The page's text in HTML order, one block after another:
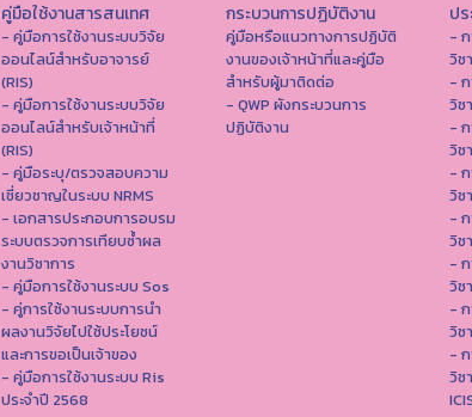
คู่มือใช้งานสารสนเทศ
- คู่มือการใช้งานระบบวิจัย
ออนไลน์สำหรับอาจารย์
(RIS)
- คู่มือการใช้งานระบบวิจัย
ออนไลน์สำหรับเจ้าหน้าที่
(RIS)
- คู่มือระบุ/ตรวจสอบความ
เชี่ยวชาญในระบบ NRMS
- เอกสารประกอบการอบรม
ระบบตรวจการเทียบซ้ำผล
งานวิชาการ
- คู่มือการใช้งานระบบ Sos
- คู่การใช้งานระบบการนำ
ผลงานวิจัยไปใช้ประโยชน์
และการขอเป็นเจ้าของ
- คู่มือการใช้งานระบบ Ris
ประจำปี 2568
กระบวนการปฏิบัติงาน
คู่มือหรือแนวทางการปฏิบัติ
งานของเจ้าหน้าที่และคู่มือ
สำหรับผู้มาติดต่อ
- QWP ผังกระบวนการ
ปฏิบัติงาน
ป
-
วิช
-
วิช
-
วิช
-
วิช
-
วิช
-
วิช
-
วิช
-
วิช